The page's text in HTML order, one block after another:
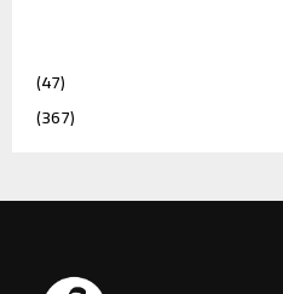
(47)
(367)